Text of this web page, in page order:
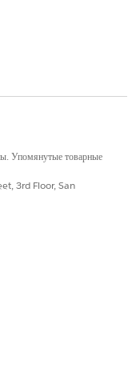
стать лучше!
Упомянутые товарные
3rd Floor, San